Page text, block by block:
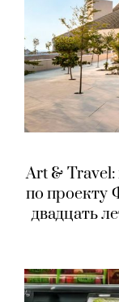
Art &
по проекту
двадцать